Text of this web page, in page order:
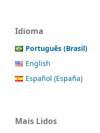
Idioma
Português (Brasil)
English
Español (España)
Mais Lidos